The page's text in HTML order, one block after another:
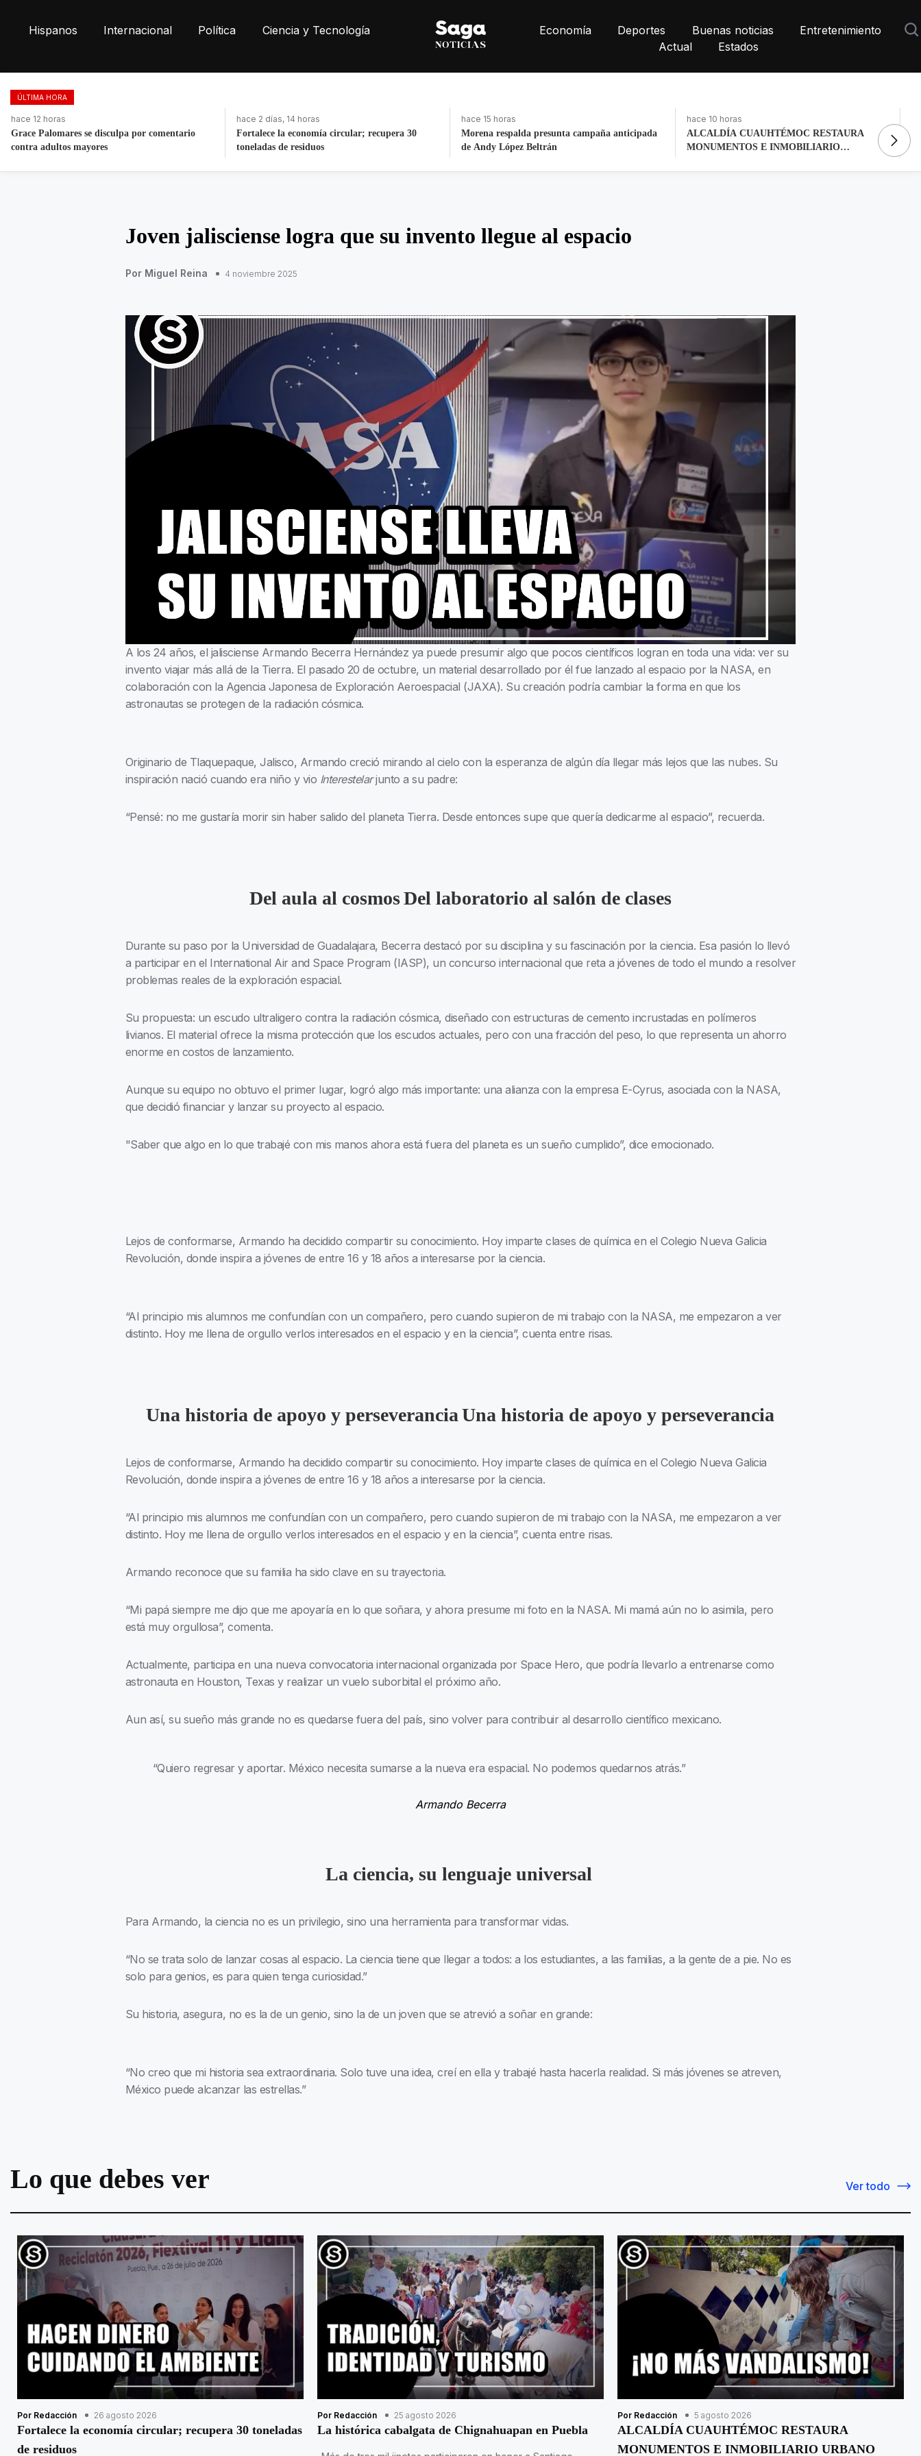
Hispanos Internacional Política Ciencia y Tecnología Economía Deportes Buenas noticias
Entretenimiento
Actual
Estados
ÚLTIMA HORA
hace 2 días, 14 horas
Fortalece la economía circular; recupera 30
toneladas de residuos
hace 15 horas
Morena respalda presunta campaña anticipada
de Andy López Beltrán
hace 10 horas
ALCALDÍA CUAUHTÉMOC RESTAURA
MONUMENTOS E INMOBILIARIO
hace 2 días, 14 horas
La histórica cabalgata de Chignahuapan en
Puebla
Joven jalisciense logra que su invento llegue al espacio
Por Miguel Reina 4 noviembre 2025
A los 24 años, el jalisciense Armando Becerra Hernández ya puede presumir algo que pocos científicos logran en toda una vida: ver su
invento viajar más allá de la Tierra. El pasado 20 de octubre, un material desarrollado por él fue lanzado al espacio por la NASA, en
colaboración con la Agencia Japonesa de Exploración Aeroespacial (JAXA). Su creación podría cambiar la forma en que los
astronautas se protegen de la radiación cósmica.
Originario de Tlaquepaque, Jalisco, Armando creció mirando al cielo con la esperanza de algún día llegar más lejos que las nubes. Su
inspiración nació cuando era niño y vio Interestelarjunto a su padre:
“Pensé: no me gustaría morir sin haber salido del planeta Tierra. Desde entonces supe que quería dedicarme al espacio”, recuerda.
Del aula al cosmos
Durante su paso por la Universidad de Guadalajara, Becerra destacó por su disciplina y su fascinación por la ciencia. Esa pasión lo llevó
a participar en el International Air and Space Program (IASP), un concurso internacional que reta a jóvenes de todo el mundo a resolver
problemas reales de la exploración espacial.
Su propuesta: un escudo ultraligero contra la radiación cósmica, diseñado con estructuras de cemento incrustadas en polímeros
livianos. El material ofrece la misma protección que los escudos actuales, pero con una fracción del peso, lo que representa un ahorro
enorme en costos de lanzamiento.
Aunque su equipo no obtuvo el primer lugar, logró algo más importante: una alianza con la empresa E-Cyrus, asociada con la NASA,
que decidió financiar y lanzar su proyecto al espacio.
"Saber que algo en lo que trabajé con mis manos ahora está fuera del planeta es un sueño cumplido”, dice emocionado.
Del laboratorio al salón de clases
Lejos de conformarse, Armando ha decidido compartir su conocimiento. Hoy imparte clases de química en el Colegio Nueva Galicia
Revolución, donde inspira a jóvenes de entre 16 y 18 años a interesarse por la ciencia.
“Al principio mis alumnos me confundían con un compañero, pero cuando supieron de mi trabajo con la NASA, me empezaron a ver
distinto. Hoy me llena de orgullo verlos interesados en el espacio y en la ciencia”, cuenta entre risas.
Una historia de apoyo y perseverancia
Lejos de conformarse, Armando ha decidido compartir su conocimiento. Hoy imparte clases de química en el Colegio Nueva Galicia
Revolución, donde inspira a jóvenes de entre 16 y 18 años a interesarse por la ciencia.
“Al principio mis alumnos me confundían con un compañero, pero cuando supieron de mi trabajo con la NASA, me empezaron a ver
distinto. Hoy me llena de orgullo verlos interesados en el espacio y en la ciencia”, cuenta entre risas.
Una historia de apoyo y perseverancia
Armando reconoce que su familia ha sido clave en su trayectoria.
“Mi papá siempre me dijo que me apoyaría en lo que soñara, y ahora presume mi foto en la NASA. Mi mamá aún no lo asimila, pero
está muy orgullosa”, comenta.
Actualmente, participa en una nueva convocatoria internacional organizada por Space Hero, que podría llevarlo a entrenarse como
astronauta en Houston, Texas y realizar un vuelo suborbital el próximo año.
Aun así, su sueño más grande no es quedarse fuera del país, sino volver para contribuir al desarrollo científico mexicano.
“Quiero regresar y aportar. México necesita sumarse a la nueva era espacial. No podemos quedarnos atrás.”
Armando Becerra
La ciencia, su lenguaje universal
Para Armando, la ciencia no es un privilegio, sino una herramienta para transformar vidas.
“No se trata solo de lanzar cosas al espacio. La ciencia tiene que llegar a todos: a los estudiantes, a las familias, a la gente de a pie. No es
solo para genios, es para quien tenga curiosidad.”
Su historia, asegura, no es la de un genio, sino la de un joven que se atrevió a soñar en grande:
“No creo que mi historia sea extraordinaria. Solo tuve una idea, creí en ella y trabajé hasta hacerla realidad. Si más jóvenes se atreven,
México puede alcanzar las estrellas.”
Lo que debes ver Ver todo
Por Redacción 26 agosto 2026
Fortalece la economía circular; recupera 30 toneladas
de residuos
Por Redacción 25 agosto 2026
La histórica cabalgata de Chignahuapan en Puebla
Por Redacción 5 agosto 2026
ALCALDÍA CUAUHTÉMOC RESTAURA
MONUMENTOS E INMOBILIARIO URBANO